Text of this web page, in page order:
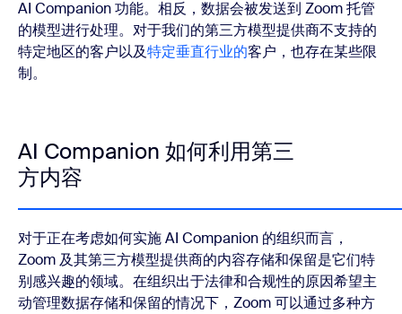
AI Companion 功能。相反，数据会被发送到 Zoom 托管
的模型进行处理。对于我们的第三方模型提供商不支持的
特定地区的客户以及特定垂直行业的客户，也存在某些限
制。
AI Companion 如何利用第三
方内容
对于正在考虑如何实施 AI Companion 的组织而言，
Zoom 及其第三方模型提供商的内容存储和保留是它们特
别感兴趣的领域。在组织出于法律和合规性的原因希望主
动管理数据存储和保留的情况下，Zoom 可以通过多种方